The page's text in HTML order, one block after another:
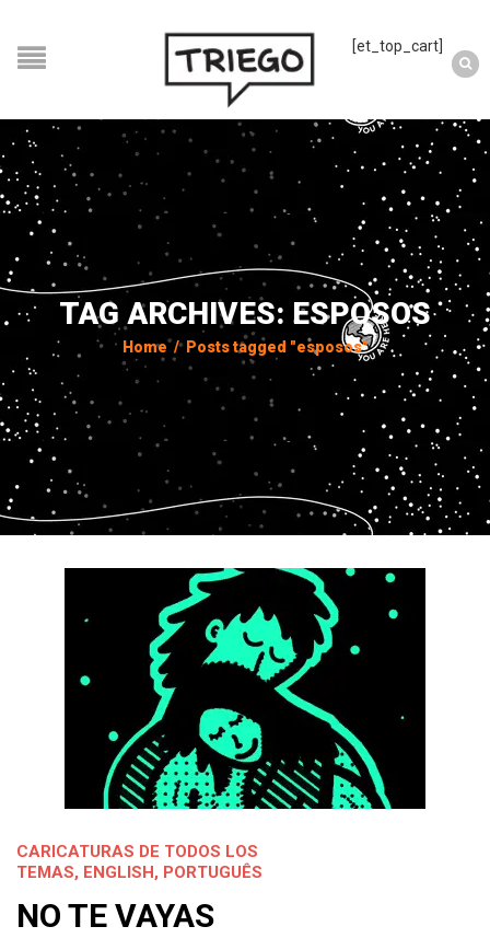
[et_top_cart]
TAG ARCHIVES: ESPOSOS
Home / Posts tagged "esposos"
CARICATURAS DE TODOS LOS
TEMAS, ENGLISH, PORTUGUÊS
NO TE VAYAS